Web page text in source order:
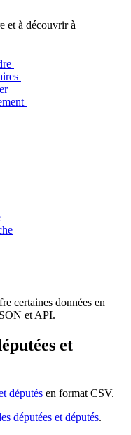
et à découvrir à
certaines données en
et API.
et
députés en format CSV.
députées et députés.